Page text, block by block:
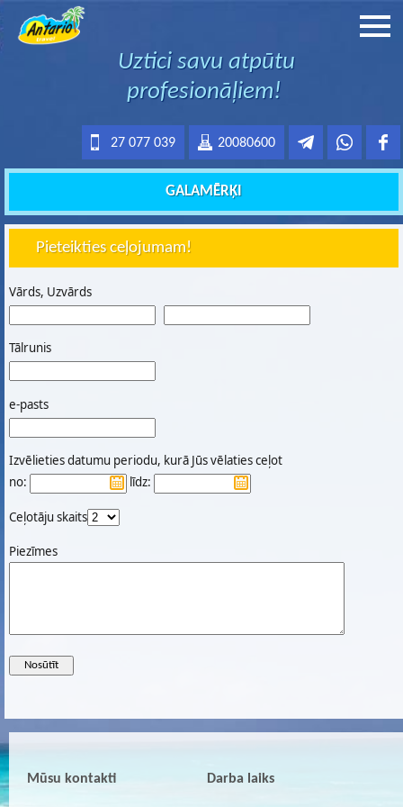
Uztici savu atpūtu
profesionāļiem!
20080600
27 077 039
GALAMĒRĶI
Pieteikties ceļojumam!
Vārds, Uzvārds
Tālrunis
e-pasts
Izvēlieties datumu periodu, kurā Jūs vēlaties ceļot
no:
līdz:
Ceļotāju skaits
Piezīmes
Mūsu kontakti Darba laiks